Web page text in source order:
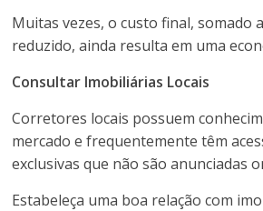
Muitas vezes, o custo final, somado
reduzido, ainda resulta em uma
Consultar Imobiliárias Locais
Corretores locais possuem
mercado e frequentemente têm
exclusivas que não são anunciadas
Estabeleça uma boa relação com